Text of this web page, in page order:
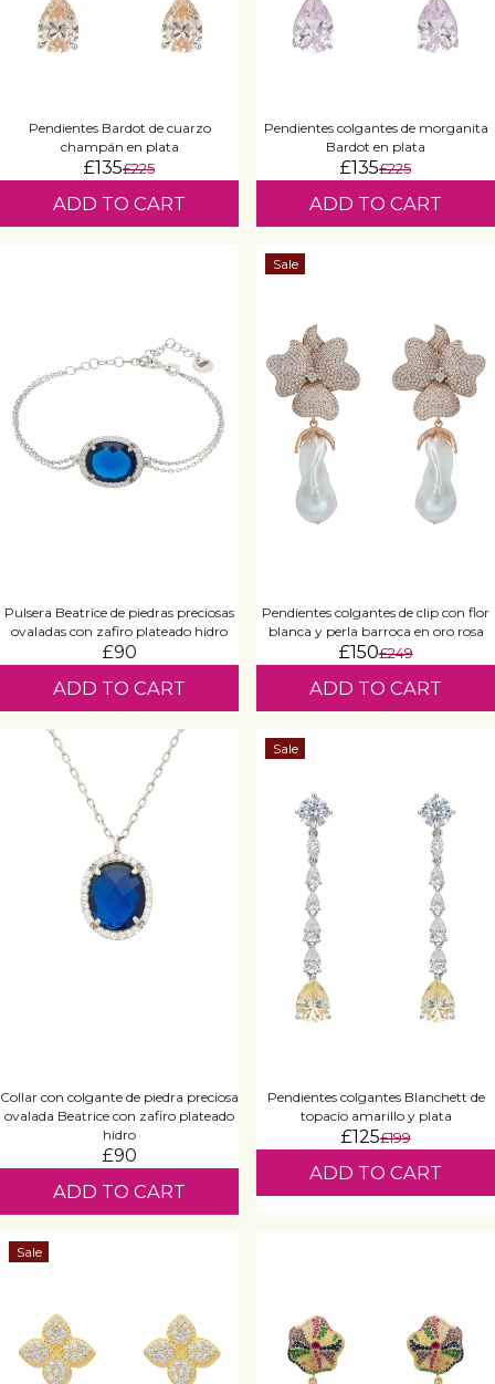
Pendientes Bardot de cuarzo
champán en plata
£135£225
ADD TO CART
Pendientes colgantes de morganita
Bardot en plata
£135£225
ADD TO CART
Pulsera Beatrice de piedras preciosas
ovaladas con zafiro plateado hidro
£90
ADD TO CART
Sale
Pendientes colgantes de clip con flor
blanca y perla barroca en oro rosa
£150£249
ADD TO CART
Collar con colgante de piedra preciosa
ovalada Beatrice con zafiro plateado
hidro
£90
ADD TO CART
Sale
Pendientes colgantes Blanchett de
topacio amarillo y plata
£125£199
ADD TO CART
Sale